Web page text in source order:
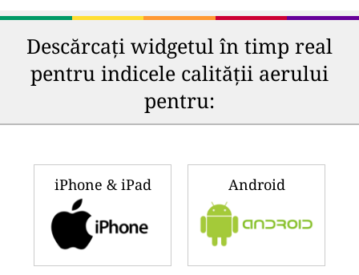
Descărcați widgetul în timp real
pentru indicele calității aerului
pentru:
iPhone & iPad Android